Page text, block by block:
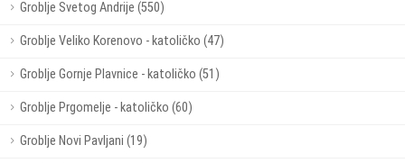
Groblje Svetog Andrije (550)
Groblje Veliko Korenovo - katoličko (47)
Groblje Gornje Plavnice - katoličko (51)
Groblje Prgomelje - katoličko (60)
Groblje Novi Pavljani (19)